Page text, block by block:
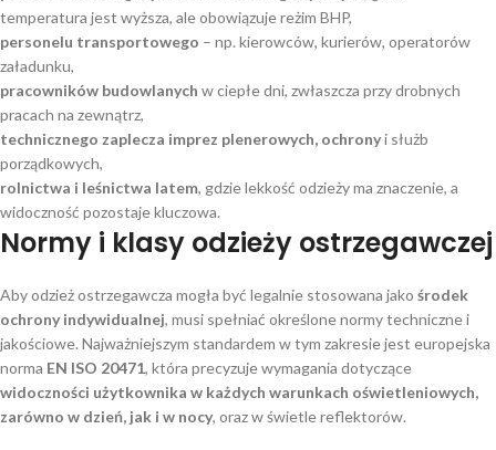
temperatura jest wyższa, ale obowiązuje reżim BHP,
personelu transportowego – np. kierowców, kurierów, operatorów
załadunku,
pracowników budowlanych w ciepłe dni, zwłaszcza przy drobnych
pracach na zewnątrz,
technicznego zaplecza imprez plenerowych, ochronyi służb
porządkowych,
rolnictwa i leśnictwa latem, gdzie lekkość odzieży ma znaczenie, a
widoczność pozostaje kluczowa.
Normy i klasy odzieży ostrzegawczej
Aby odzież ostrzegawcza mogła być legalnie stosowana jako środek
ochrony indywidualnej, musi spełniać określone normy techniczne i
jakościowe. Najważniejszym standardem w tym zakresie jest europejska
norma EN ISO 20471, która precyzuje wymagania dotyczące
widoczności użytkownika w każdych warunkach oświetleniowych,
zarówno w dzień, jak i w nocy, oraz w świetle reflektorów.